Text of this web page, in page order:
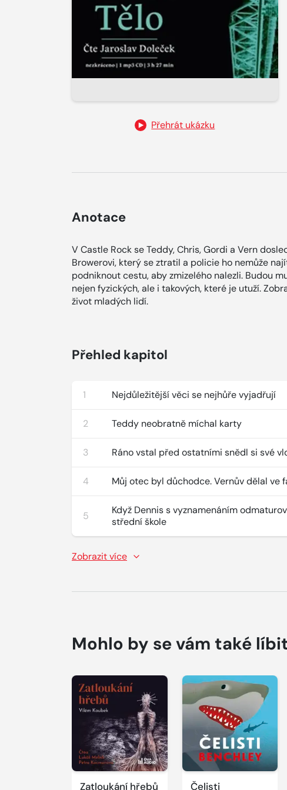
Přehrát ukázku
Anotace
V Castle Rock se Teddy, Chris, Gordi a Vern
Browerovi, který se ztratil a policie ho nemůže
podniknout cestu, aby zmizelého nalezli. Budou
nejen fyzických, ale i takových, které je utuží.
život mladých lidí.
Přehled kapitol
1 Nejdůležitější věci se nejhůře vyjadřují
2 Teddy neobratně míchal karty
3 Ráno vstal před ostatními snědl si své
4 Můj otec byl důchodce. Vernův dělal ve
5
Když Dennis s vyznamenáním
střední škole
Zobrazit více
Mohlo by se vám také
Zatloukání hřebů
Přehrát
ukázku
Čelisti
Přehrát
ukázku